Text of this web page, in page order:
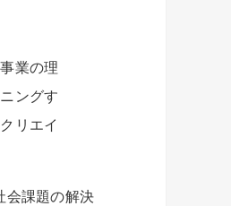
業の理
ングす
リエイ
会課題の解決